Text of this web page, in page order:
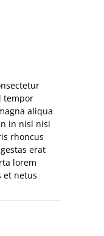
tempor
aliqua
in nisl nisi
rhoncus
erat
lorem
et netus